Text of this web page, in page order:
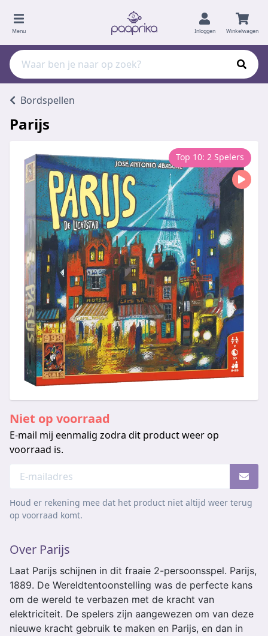
Menu Inloggen Winkelwagen
Bordspellen
Parijs
Top 10: 2 Spelers
Niet op voorraad
E-mail mij eenmalig zodra dit product weer op
voorraad is.
Houd er rekening mee dat het product niet altijd weer terug
op voorraad komt.
Over Parijs
Laat Parijs schijnen in dit fraaie 2-persoonsspel. Parijs,
1889. De Wereldtentoonstelling was de perfecte kans
om de wereld te verbazen met de kracht van
elektriciteit. De spelers zijn aangewezen om van deze
nieuwe kracht gebruik te maken en Parijs, en dan in